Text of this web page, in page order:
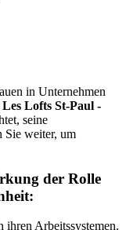
in Unternehmen
Les Lofts St-Paul -
seine
Sie weiter, um
der Rolle
ihren Arbeitssystemen.